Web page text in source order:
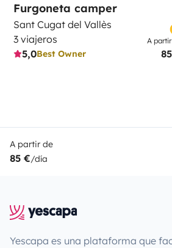
Furgoneta camper
Sant Cugat del Vallès
3 viajeros
5,0Best Owner
A
A partir de
85 €/día
Yescapa es una plataforma que